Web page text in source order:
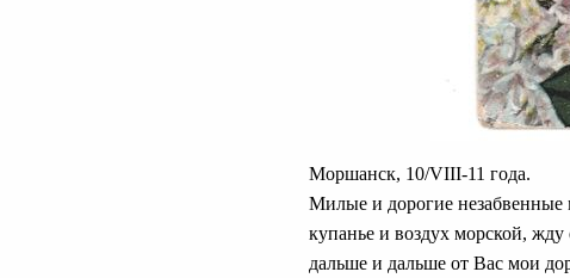
Моршанск, 10/VIII-11 года.
Милые и дорогие незабвенные
купанье и воздух морской, жду
дальше и дальше от Вас мои